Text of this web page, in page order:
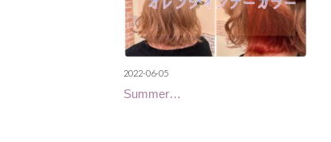
2022-06-05
Summer…